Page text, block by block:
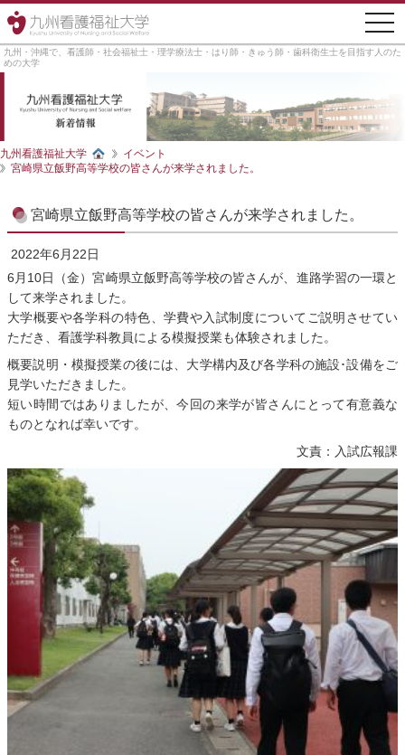
九州・沖縄で、看護師・社会福祉士・理学療法士・はり師・きゅう師・歯科衛生士を目指す人のた
めの大学
九州看護福祉大学
イベント
宮崎県立飯野高等学校の皆さんが来学されました。
宮崎県立飯野高等学校の皆さんが来学されました。
2022年6月22日
6月10日（金）宮崎県立飯野高等学校の皆さんが、進路学習の一環と
して来学されました。
大学概要や各学科の特色、学費や入試制度についてご説明させてい
ただき、看護学科教員による模擬授業も体験されました。
概要説明・模擬授業の後には、大学構内及び各学科の施設･設備をご
見学いただきました。
短い時間ではありましたが、今回の来学が皆さんにとって有意義な
ものとなれば幸いです。
文責：入試広報課